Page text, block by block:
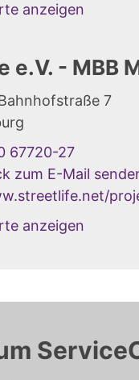
anzeigen
e.V. - MBB
7
67720-27
zum E-Mail
anzeigen